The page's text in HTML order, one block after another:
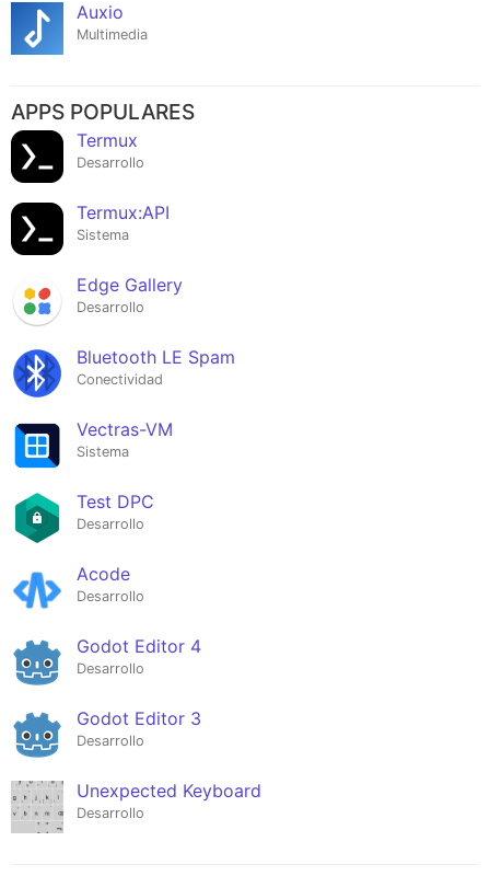
Auxio
Multimedia
APPS POPULARES
Termux
Desarrollo
Termux:API
Sistema
Edge Gallery
Desarrollo
Bluetooth LE Spam
Conectividad
Vectras-VM
Sistema
Test DPC
Desarrollo
Acode
Desarrollo
Godot Editor 4
Desarrollo
Godot Editor 3
Desarrollo
Unexpected Keyboard
Desarrollo